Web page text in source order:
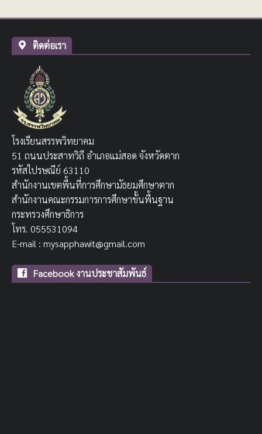
ติดต่อเรา
โรงเรียนสรรพวิทยาคม
51 ถนนประสาทวิถี อำเภอแม่สอด จังหวัดตาก
รหัสไปรษณีย์ 63110
สำนักงานเขตพื้นที่การศึกษามัธยมศึกษาตาก
สำนักงานคณะกรรมการการศึกษาขั้นพื้นฐาน
กระทรวงศึกษาธิการ
โทร. 055531094
E-mail : mysapphawit@gmail.com
Facebook งานประชาสัมพันธ์